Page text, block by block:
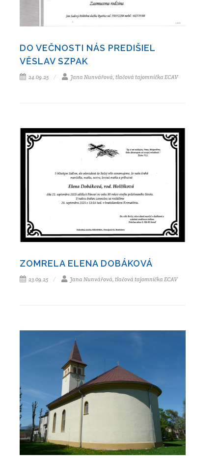
DO VEČNOSTI NÁS PREDIŠIEL
VĚSLAV SZPAK
24.09.25 Jana Nunvářová, tlačová tajomníčka ECAV
ZOMRELA ELENA DOBÁKOVÁ
23.09.25 Jana Nunvářová, tlačová tajomníčka ECAV